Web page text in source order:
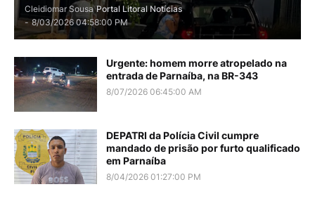
Cleidiomar Sousa Portal Litoral Notícias
- 8/03/2026 04:58:00 PM
Urgente: homem morre atropelado na
entrada de Parnaíba, na BR-343
8/07/2026 06:45:00 AM
DEPATRI da Polícia Civil cumpre
mandado de prisão por furto qualificado
em Parnaíba
8/04/2026 01:27:00 PM